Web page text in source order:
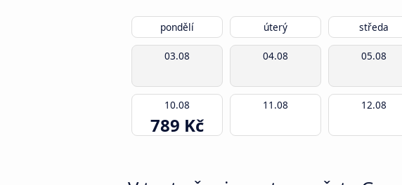
pondělí úterý středa
03.08 04.08 05.08
10.08
789 Kč
11.08 12.08